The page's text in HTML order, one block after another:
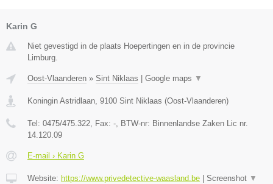
Karin G
Niet gevestigd in de plaats Hoepertingen en in de provincie
Limburg.
Oost-Vlaanderen » Sint Niklaas Google maps ▼
Koningin Astridlaan, 9100 Sint Niklaas (Oost-Vlaanderen)
Tel: 0475/475.322, Fax: -, BTW-nr: Binnenlandse Zaken Lic nr.
14.120.09
E-mail › Karin G
Website: https://www.privedetective-waasland.be Screenshot ▼